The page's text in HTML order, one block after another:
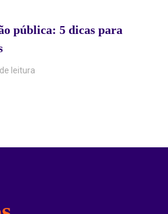
pública: 5 dicas para